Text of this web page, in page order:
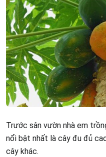
Trước sân vườn nhà em
nổi bật nhất là cây đu đủ
cây khác.